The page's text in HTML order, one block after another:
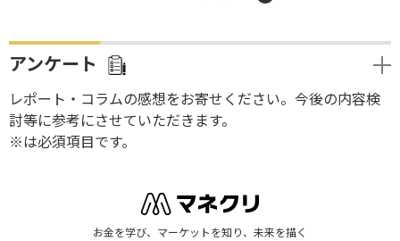
アンケート
レポート・コラムの感想をお寄せください。今後の内容検
討等に参考にさせていただきます。
※は必須項目です。
お金を学び、マーケットを知り、未来を描く